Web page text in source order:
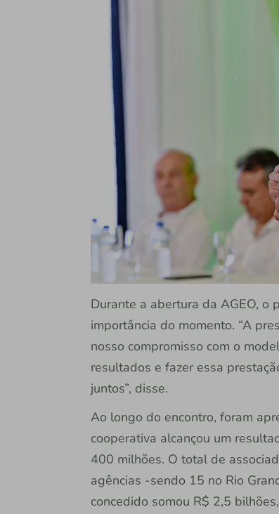
Durante a abertura da AGEO, o
importância do momento. “A
nosso compromisso com o
resultados e fazer essa
juntos”, disse.
Ao longo do encontro, foram
cooperativa alcançou um
400 milhões. O total de
agências -sendo 15 no Rio
concedido somou R$ 2,5